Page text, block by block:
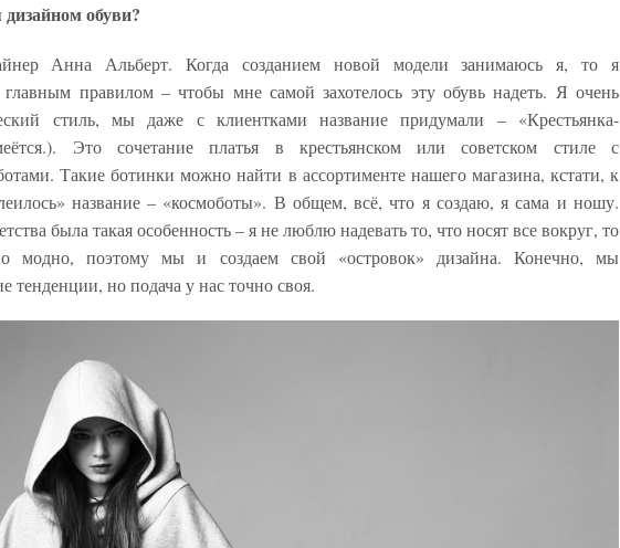
обуви?
Анна Альберт. Когда созданием новой модели занимаюсь я, то я
главным правилом – чтобы мне самой захотелось эту обувь надеть. Я очень
стиль, мы даже с клиентками название придумали – «Крестьянка-
Это сочетание платья в крестьянском или советском стиле с
Такие ботинки можно найти в ассортименте нашего магазина, кстати, к
название – «космоботы». В общем, всё, что я создаю, я сама и ношу.
была такая особенность – я не люблю надевать то, что носят все вокруг, то
модно, поэтому мы и создаем свой «островок» дизайна. Конечно, мы
тенденции, но подача у нас точно своя.